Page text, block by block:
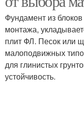
Фундамент из
монтажа,
плит ФЛ. Песок или
малоподвижных
для глинистых
устойчивость.